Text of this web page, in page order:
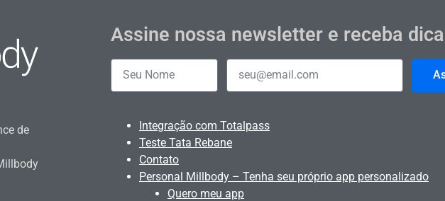
de
Assine nossa newsletter e receba
Integração com Totalpass
Teste Tata Rebane
Contato
Personal Millbody – Tenha seu próprio app personalizado
Quero meu app